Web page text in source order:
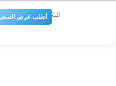
للتكييف والتبريد
أطلب عرض السعر